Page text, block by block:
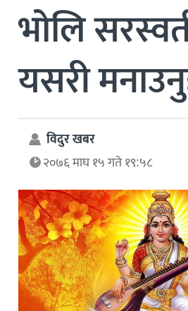
भोलि
यसरी
विदुर खबर
२०७६ माघ १५ गते १९:५८